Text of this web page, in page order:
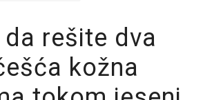
da rešite dva
kožna